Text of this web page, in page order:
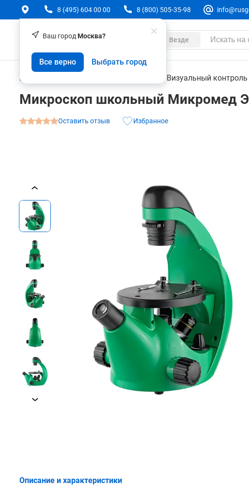
Ваш город Москва?
Все верно Выбрать город
8 (495) 604 00 00 8 (800) 505-35-98
Везде
Контрольно-измерительные приборы Визуальный контроль
Микроскоп школьный Микромед
Оставить отзыв Избранное
Описание и характеристики
Микроскоп школьный Микромед Эврика 40x-320x
О товаре Характеристики